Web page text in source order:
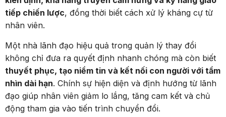
tiếp chiến lược, đồng thời biết cách xử lý kháng cự từ
nhân viên.
Một nhà lãnh đạo hiệu quả trong quản lý thay đổi
không chỉ đưa ra quyết định nhanh chóng mà còn biết
thuyết phục, tạo niềm tin và kết nối con người với tầm
nhìn dài hạn. Chính sự hiện diện và định hướng từ lãnh
đạo giúp nhân viên giảm lo lắng, tăng cam kết và chủ
động tham gia vào tiến trình chuyển đổi.